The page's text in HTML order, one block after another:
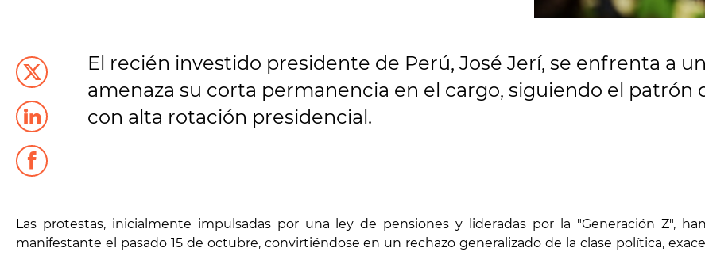
El recién investido presidente de Perú, José Jerí, se enfrenta a
amenaza su corta permanencia en el cargo, siguiendo el patrón
con alta rotación presidencial.
Las protestas, inicialmente impulsadas por una ley de pensiones y lideradas por la "Generación Z",
manifestante el pasado 15 de octubre, convirtiéndose en un rechazo generalizado de la clase política,